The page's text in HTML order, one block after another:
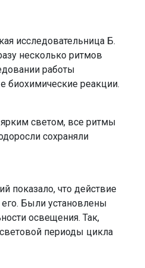
исследовательница Б.
несколько ритмов
работы
биохимические реакции.
ярким светом, все ритмы
сохраняли
показало, что действие
Были установлены
освещения. Так,
периоды цикла